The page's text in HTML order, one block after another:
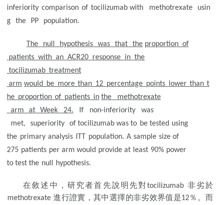
inferiority comparison of tocilizumab with methotrexate
usin
g
the PP population.
The null hypothesis was that the proportion of
patients with an ACR20 response in the
tocilizumab treatment
arm would be more than 12 percentage points lower than t
he proportion of patients in the methotrexate
arm
at Week 24.
f non-inferiority was
met,
superiority of tocilizumab was to be tested using
the primary analysis population. A sample size of
275 patients per arm would provide at least 90% power
to test the null hypothesis.
在敘述中，研究者首先說明先對tocilizumab 非劣於
methotrexate 進行證實，其中選擇的非劣效界值是12％。而